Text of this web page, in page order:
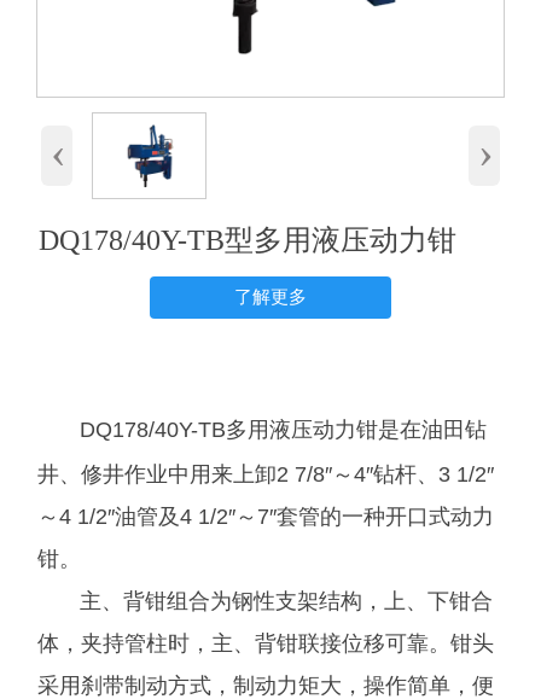
‹ ›
DQ178/40Y-TB型多用液压动力钳
了解更多
DQ178/40Y-TB多用液压动力钳是在油田钻
井、修井作业中用来上卸2 7/8″～4″钻杆、3 1/2″
～4 1/2″油管及4 1/2″～7″套管的一种开口式动力
钳。
主、背钳组合为钢性支架结构，上、下钳合
体，夹持管柱时，主、背钳联接位移可靠。钳头
采用刹带制动方式，制动力矩大，操作简单，便